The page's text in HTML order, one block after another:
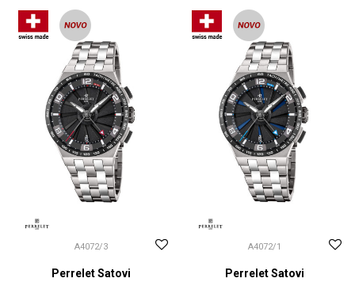
A4072/3
Perrelet Satovi
A4072/1
Perrelet Satovi